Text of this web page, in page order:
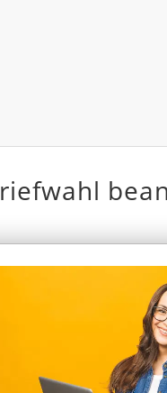
riefwahl